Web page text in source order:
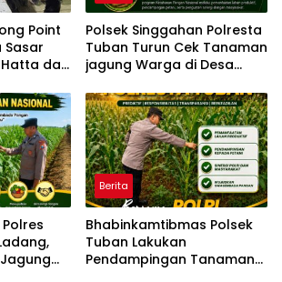
Point
Sasar
dan
Polsek Singgahan Polresta
Tuban Turun Cek Tanaman
jagung Warga di Desa
Berita
Bhabinkamtibmas Polsek
Tuban Lakukan
Pendampingan Tanaman